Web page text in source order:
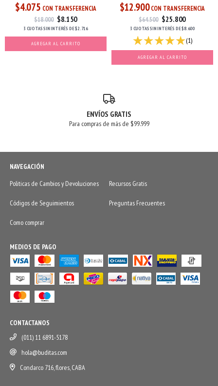
$4.075 CON TRANSFERENCIA
$18.000 $8.150
3 CUOTASSIN INTERÉS DE$2.716
AGREGAR AL CARRITO
$12.900 CON TRANSFERENCIA
$64.500 $25.800
3 CUOTASSIN INTERÉS DE$8.600
(1)
AGREGAR AL CARRITO
ENVÍOS GRATIS
Para compras de más de $99.999
NAVEGACIÓN
Politicas de Cambios y Devoluciones
Recursos Gratis
Códigos de Seguimientos Preguntas Frecuentes
Como comprar
MEDIOS DE PAGO
CONTACTANOS
(011) 11 6891-5178
hola@buditas.com
Condarco 716, flores, CABA